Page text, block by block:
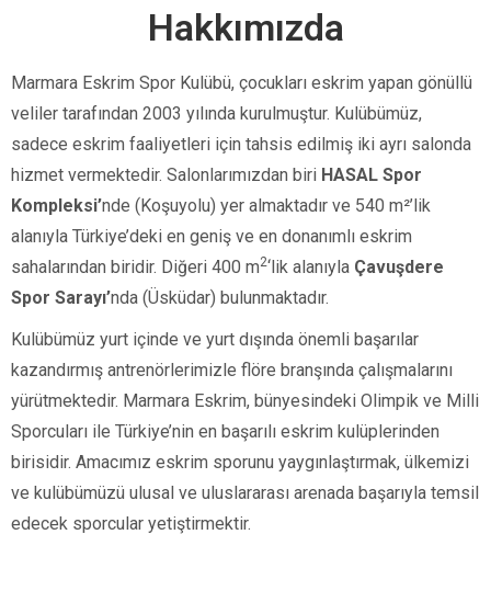
Hakkımızda
Marmara Eskrim Spor Kulübü, çocukları eskrim yapan gönüllü
veliler tarafından 2003 yılında kurulmuştur. Kulübümüz,
sadece eskrim faaliyetleri için tahsis edilmiş iki ayrı salonda
hizmet vermektedir. Salonlarımızdan biri HASAL Spor
Kompleksi’nde (Koşuyolu) yer almaktadır ve 540 m²’lik
alanıyla Türkiye’deki en geniş ve en donanımlı eskrim
sahalarından biridir. Diğeri 400 m2‘lik alanıyla Çavuşdere
Spor Sarayı’nda (Üsküdar) bulunmaktadır.
Kulübümüz yurt içinde ve yurt dışında önemli başarılar
kazandırmış antrenörlerimizle flöre branşında çalışmalarını
yürütmektedir. Marmara Eskrim, bünyesindeki Olimpik ve Milli
Sporcuları ile Türkiye’nin en başarılı eskrim kulüplerinden
birisidir. Amacımız eskrim sporunu yaygınlaştırmak, ülkemizi
ve kulübümüzü ulusal ve uluslararası arenada başarıyla temsil
edecek sporcular yetiştirmektir.